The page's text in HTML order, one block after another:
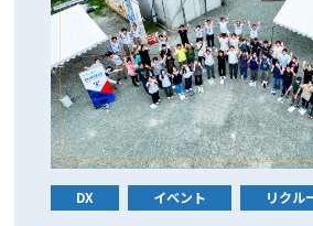
DX イベント リクル